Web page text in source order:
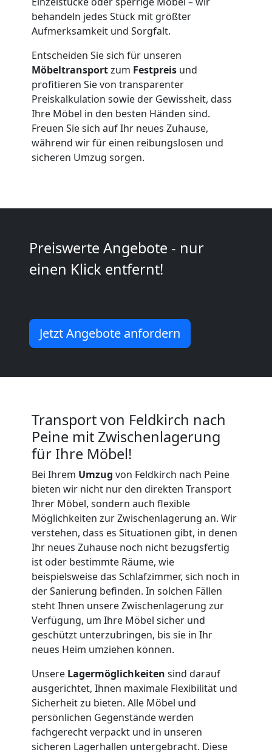
behandeln jedes Stück mit größter
Aufmerksamkeit und Sorgfalt.
Entscheiden Sie sich für unseren
Möbeltransportzum Festpreis und
profitieren Sie von transparenter
Preiskalkulation sowie der Gewissheit, dass
Ihre Möbel in den besten Händen sind.
Freuen Sie sich auf Ihr neues Zuhause,
während wir für einen reibungslosen und
sicheren Umzug sorgen.
Preiswerte Angebote - nur
einen Klick entfernt!
Jetzt Angebote anfordern
Transport von Feldkirch nach
Peine mit Zwischenlagerung
für Ihre Möbel!
Bei Ihrem Umzug von Feldkirch nach Peine
bieten wir nicht nur den direkten Transport
Ihrer Möbel, sondern auch flexible
Möglichkeiten zur Zwischenlagerung an. Wir
verstehen, dass es Situationen gibt, in denen
Ihr neues Zuhause noch nicht bezugsfertig
ist oder bestimmte Räume, wie
beispielsweise das Schlafzimmer, sich noch in
der Sanierung befinden. In solchen Fällen
steht Ihnen unsere Zwischenlagerung zur
Verfügung, um Ihre Möbel sicher und
geschützt unterzubringen, bis sie in Ihr
neues Heim umziehen können.
Unsere Lagermöglichkeiten sind darauf
ausgerichtet, Ihnen maximale Flexibilität und
Sicherheit zu bieten. Alle Möbel und
persönlichen Gegenstände werden
fachgerecht verpackt und in unseren
sicheren Lagerhallen untergebracht. Diese
Feldkirch
Full-
Service-
Umzug
Feldkirch
Qualitäts-
Umzüge
Feldkirch
Vereinsumzug
Feldkirch
Möbeltransport
National
Möbeltransport
International
Beiladung
National
Beiladung
International
Internationaler